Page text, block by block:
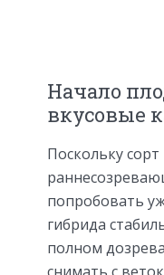
Начало
вкусовые
Поскольку сорт
попробовать
гибрида
полном